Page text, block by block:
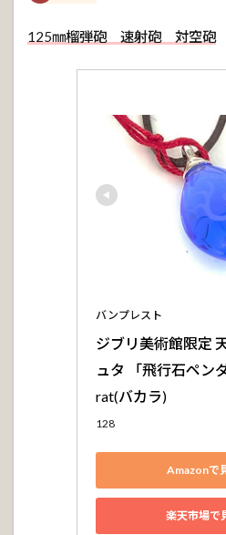
125㎜榴弾砲 速射砲 対空砲
バンプレスト
ジブリ美術館限定
ュタ 「飛行石ペン
rat(バカラ)
128
Amazonで
楽天市場で